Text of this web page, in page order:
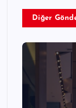
Diğer
GÜNDEM